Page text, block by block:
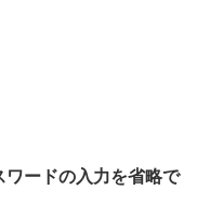
ワードの入力を省略で